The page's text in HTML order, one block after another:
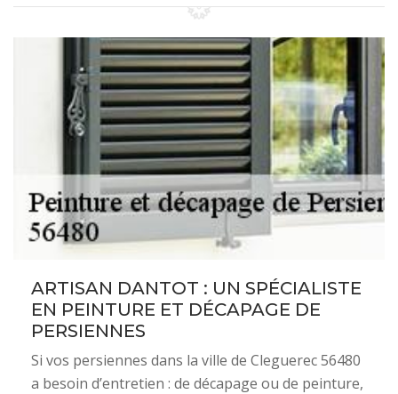
ARTISAN DANTOT : UN SPÉCIALISTE
EN PEINTURE ET DÉCAPAGE DE
PERSIENNES
Si vos persiennes dans la ville de Cleguerec 56480
a besoin d’entretien : de décapage ou de peinture,